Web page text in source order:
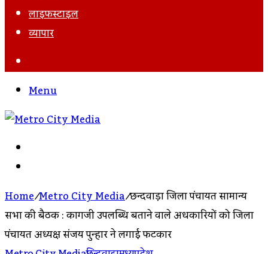
लाइफस्टाइल
व्यापार
Menu
Home/Metro City Media/छिन्दवाड़ा जिला पंचायत सामान्य
सभा की बैठक : कागजी उपलब्धि बताने वाले अधिकारियों को जिला
पंचायत अध्यक्ष संजय पुन्हार ने लगाई फटकार